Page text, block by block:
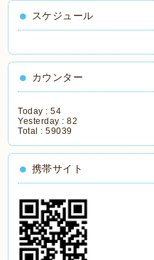
スケジュール
カウンター
Today :54
Yesterday :82
Total :59039
携帯サイト